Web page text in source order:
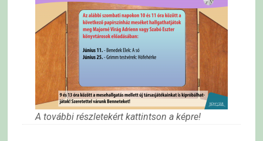
A további részletekért kattintson a képre!